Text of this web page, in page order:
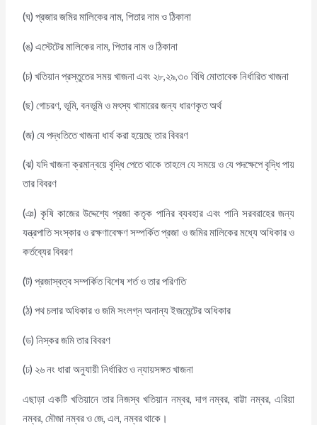
(ঘ) প্রজার জমির মালিকের নাম, পিতার নাম ও ঠিকানা
(ঙ) এস্টেটের মালিকের নাম, পিতার নাম ও ঠিকানা
(চ) খতিয়ান প্রস্তুতের সময় খাজনা এবং ২৮,২৯,৩০ বিধি মোতাবেক নির্ধারিত খাজনা
(ছ) গোচরণ, ভূমি, বনভূমি ও মৎস্য খামারের জন্য ধারণকৃত অর্থ
(জ) যে পদ্ধতিতে খাজনা ধার্য করা হয়েছে তার বিবরণ
(ঝ) যদি খাজনা ক্রমান্বয়ে বৃদ্ধি পেতে থাকে তাহলে যে সময়ে ও যে পদক্ষেপে বৃদ্ধি পায়
তার বিবরণ
(ঞ) কৃষি কাজের উদ্দেশ্যে প্রজা কতৃক পানির ব্যবহার এবং পানি সরবরাহের জন্য
যন্ত্রপাতি সংস্কার ও রক্ষণাবেক্ষণ সম্পর্কিত প্রজা ও জমির মালিকের মধ্যে অধিকার ও
কর্তব্যের বিবরণ
(ট) প্রজাস্বত্ব সম্পর্কিত বিশেষ শর্ত ও তার পরিণতি
(ঠ) পথ চলার অধিকার ও জমি সংলগ্ন অনান্য ইজমেন্টের অধিকার
(ড) নিস্কর জমি তার বিবরণ
(ঢ) ২৬ নং ধারা অনুযায়ী নির্ধারিত ও ন্যায়সঙ্গত খাজনা
এছাড়া একটি খতিয়ানে তার নিজস্ব খতিয়ান নম্বর, দাগ নম্বর, বাট্টা নম্বর, এরিয়া
নম্বর, মৌজা নম্বর ও জে, এল, নম্বর থাকে।